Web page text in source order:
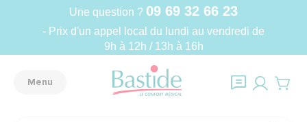
Une question ? 09 69 32 66 23
- Prix d'un appel local du lundi au vendredi de
9h à 12h / 13h à 16h
Menu